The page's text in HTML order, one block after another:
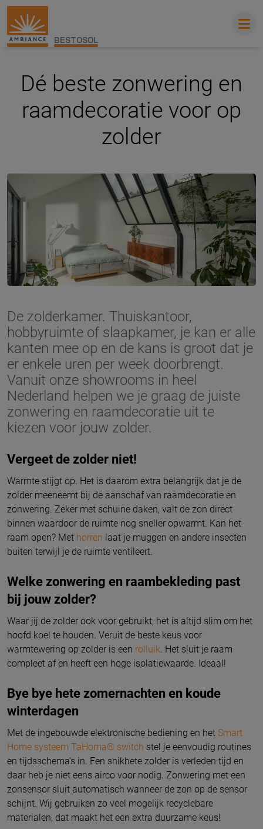
BESTOSOL
Dé beste zonwering en
raamdecoratie voor op
zolder
De zolderkamer. Thuiskantoor,
hobbyruimte of slaapkamer, je kan er alle
kanten mee op en de kans is groot dat je
er enkele uren per week doorbrengt.
Vanuit onze showrooms in heel
Nederland helpen we je graag de juiste
zonwering en raamdecoratie uit te
kiezen voor jouw zolder.
Vergeet de zolder niet!
Warmte stijgt op. Het is daarom extra belangrijk dat je de
zolder meeneemt bij de aanschaf van raamdecoratie en
zonwering. Zeker met schuine daken, valt de zon direct
binnen waardoor de ruimte nog sneller opwarmt. Kan het
raam open? Met horren laat je muggen en andere insecten
buiten terwijl je de ruimte ventileert.
Welke zonwering en raambekleding past
bij jouw zolder?
Waar jij de zolder ook voor gebruikt, het is altijd slim om het
hoofd koel te houden. Veruit de beste keus voor
warmtewering op zolder is een rolluik . Het sluit je raam
compleet af en heeft een hoge isolatiewaarde. Ideaal!
Bye bye hete zomernachten en koude
winterdagen
Met de ingebouwde elektronische bediening en het Smart
Home systeem TaHoma® switch stel je eenvoudig routines
en tijdsschema’s in. Een snikhete zolder is verleden tijd en
daar heb je niet eens airco voor nodig. Zonwering met een
zonsensor sluit automatisch wanneer de zon op de sensor
schijnt. Wij gebruiken zo veel mogelijk recyclebare
materialen, dat maakt het een extra duurzame keus!